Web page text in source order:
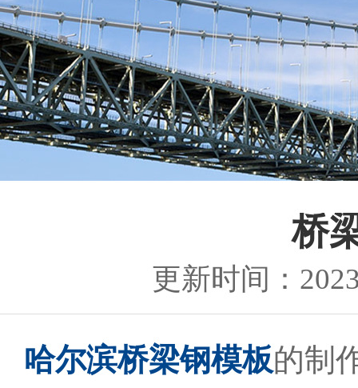
桥
更新时间：
哈尔滨桥梁钢模板的制